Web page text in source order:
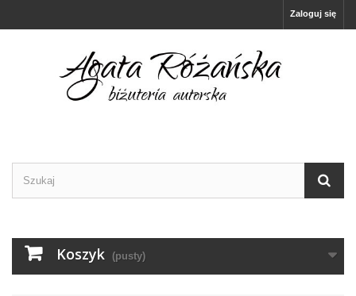
Zaloguj się
Koszyk (pusty)